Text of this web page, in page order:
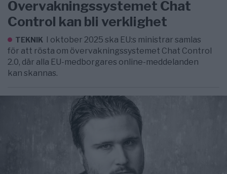
Övervakningssystemet Chat
Control kan bli verklighet
TEKNIK I oktober 2025 ska EU:s ministrar samlas
för att rösta om övervakningssystemet Chat Control
2.0, där alla EU-medborgares online-meddelanden
kan skannas.